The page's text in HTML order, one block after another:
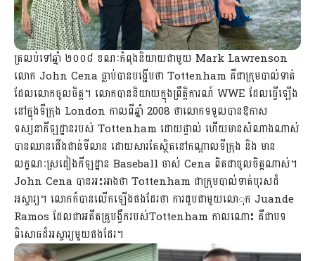
ត្រលប់ទៅឆ្នាំ ២០០៨ ខណៈកំពុងនិយាយជាមួយ Mark Lawrenson
លោក John Cena ធ្លាប់បានបង្ហើបថា Tottenham គឺជាក្រុមបាល់ទាត់
ដែលលោកចូលចិត្ត។ លោកបាននិយាយក្នុងព្រឹត្តិការណ៍ WWE ដែលធ្វើឡើង
នៅក្នុងទីក្រុង London កាលពីឆ្នាំ 2008 ថាលោកទទួលបានឱកាស
ទស្សនាកីឡដ្ឋានរបស់ Tottenham ដោយផ្ទាល់ ហើយមានសំណាងណាស់
បានឈានជើងជាន់ទីលាន ដោយសារតែស្ថិតនៅកណ្តាលទីក្រុង និង មាន
លក្ខណៈស្រដៀងកីឡដ្ឋាន Baseball ចាស់ Cena ពិតជាចូលចិត្តណាស់។
John Cena បានអះអាងថា Tottenham ជាក្រុមបាល់ទាត់បុរសដ៏
អស្ចារ្យ។ លោកក៏បានលើកឡើងផងដែរថា ការជួបជាមួយលោុក Juande
Ramos ដែលជាអតីតគ្រូបង្វឹករបស់Tottenham កាលណោះ គឺជាបទ
ពិសោធដ៏អស្ចារ្យមួយផងដែរ។